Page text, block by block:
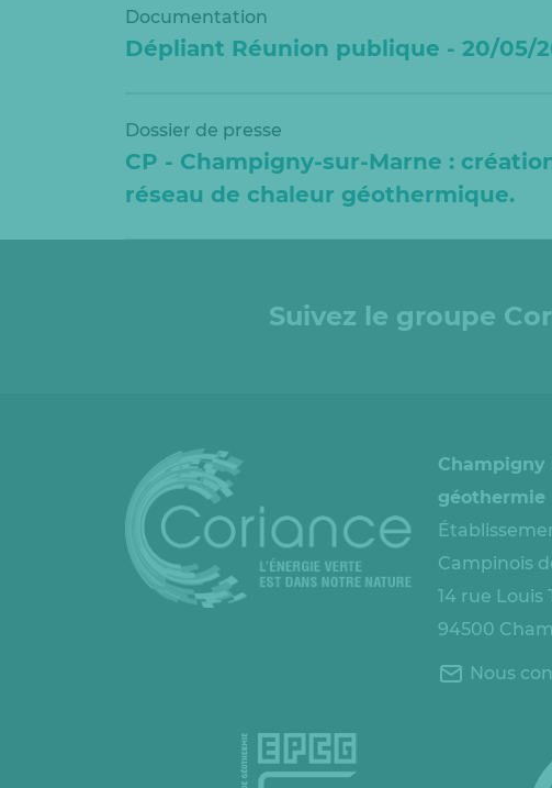
Documentation
Dépliant Réunion publique - 20/05/
Dossier de presse
CP - Champigny-sur-Marne :
réseau de chaleur géothermique.
Suivez le groupe
Champigny
géothermie
Campinois
14 rue Louis
94500
Nous